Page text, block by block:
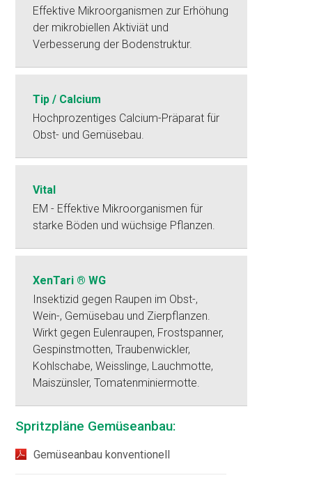
Effektive Mikroorganismen zur Erhöhung
der mikrobiellen Aktiviät und
Verbesserung der Bodenstruktur.
Tip / Calcium
Hochprozentiges Calcium-Präparat für
Obst- und Gemüsebau.
Vital
EM - Effektive Mikroorganismen für
starke Böden und wüchsige Pflanzen.
XenTari ® WG
Insektizid gegen Raupen im Obst-,
Wein-, Gemüsebau und Zierpflanzen.
Wirkt gegen Eulenraupen, Frostspanner,
Gespinstmotten, Traubenwickler,
Kohlschabe, Weisslinge, Lauchmotte,
Maiszünsler, Tomatenminiermotte.
Spritzpläne Gemüseanbau:
Gemüseanbau konventionell